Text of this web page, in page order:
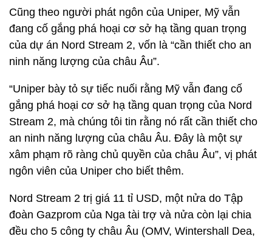
Cũng theo người phát ngôn của Uniper, Mỹ vẫn
đang cố gắng phá hoại cơ sở hạ tầng quan trọng
của dự án Nord Stream 2, vốn là “cần thiết cho an
ninh năng lượng của châu Âu”.
“Uniper bày tỏ sự tiếc nuối rằng Mỹ vẫn đang cố
gắng phá hoại cơ sở hạ tầng quan trọng của Nord
Stream 2, mà chúng tôi tin rằng nó rất cần thiết cho
an ninh năng lượng của châu Âu. Đây là một sự
xâm phạm rõ ràng chủ quyền của châu Âu”, vị phát
ngôn viên của Uniper cho biết thêm.
Nord Stream 2 trị giá 11 tỉ USD, một nửa do Tập
đoàn Gazprom của Nga tài trợ và nửa còn lại chia
đều cho 5 công ty châu Âu (OMV, Wintershall Dea,